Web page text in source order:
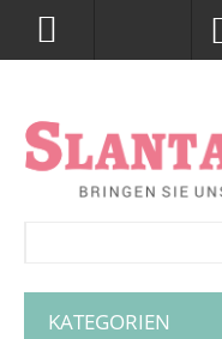
KATEGORIEN